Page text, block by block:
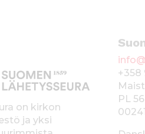
on kirkon
ja yksi
+358
PL 56